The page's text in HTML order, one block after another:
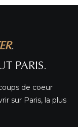
.
PARIS.
de coeur
sur Paris, la plus